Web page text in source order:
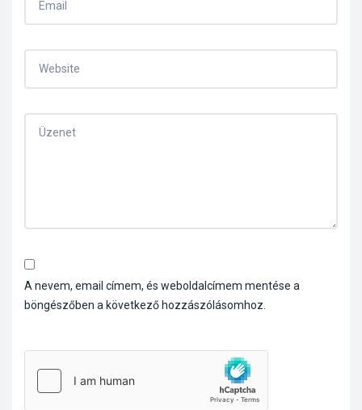
A nevem, email címem, és weboldalcímem mentése a
böngészőben a következő hozzászólásomhoz.